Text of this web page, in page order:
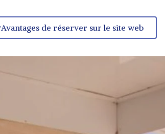
Avantages de réserver sur le site web